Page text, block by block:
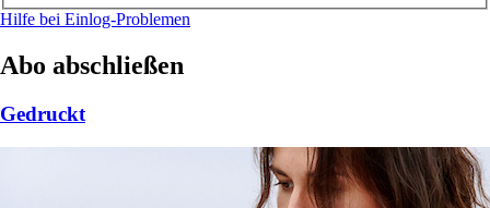
Hilfe bei Einlog-Problemen
Abo abschließen
Gedruckt